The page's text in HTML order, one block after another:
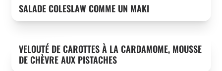
SALADE COLESLAW COMME UN MAKI
VELOUTÉ DE CAROTTES À LA CARDAMOME, MOUSSE
DE CHÈVRE AUX PISTACHES